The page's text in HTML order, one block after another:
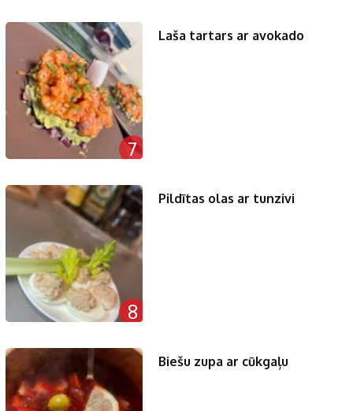
7
Laša tartars ar avokado
8
Pildītas olas ar tunzivi
Biešu zupa ar cūkgaļu